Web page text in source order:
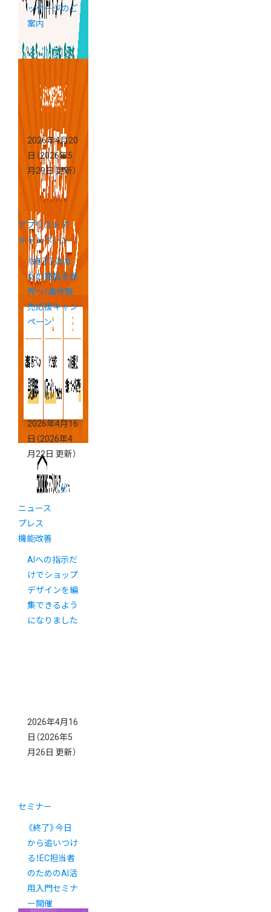
ッケージのご
案内
2026年4月20
日 （2026年5
月29日 更新）
アプリストア
キャンペーン
《終了》あな
たの商品を世
界へ！海外販
売応援キャン
ペーン
2026年4月16
日 （2026年4
月22日 更新）
ニュース
プレス
機能改善
AIへの指示だ
けでショップ
デザインを編
集できるよう
になりました
2026年4月16
日 （2026年5
月26日 更新）
セミナー
《終了》今日
から追いつけ
る！EC担当者
のためのAI活
用入門セミナ
ー開催